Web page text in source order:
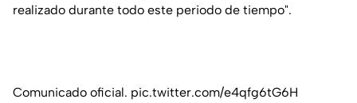
realizado durante todo este periodo de tiempo".
Comunicado oficial. pic.twitter.com/e4qfg6tG6H